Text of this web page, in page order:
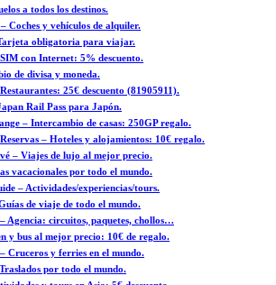
a todos los destinos.
Coches y vehículos de alquiler.
obligatoria para viajar.
con Internet: 5% descuento.
de divisa y moneda.
25€ descuento (81905911).
Rail Pass para Japón.
– Intercambio de casas: 250GP regalo.
– Hoteles y alojamientos: 10€ regalo.
– Viajes de lujo al mejor precio.
vacacionales por todo el mundo.
– Actividades/experiencias/tours.
de viaje de todo el mundo.
Agencia: circuitos, paquetes, chollos…
y bus al mejor precio: 10€ de regalo.
Cruceros y ferries en el mundo.
por todo el mundo.